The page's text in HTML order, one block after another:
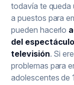
todavía te queda
a puestos para
pueden hacerlo
del
televisión. Si
problemas para
adolescentes de